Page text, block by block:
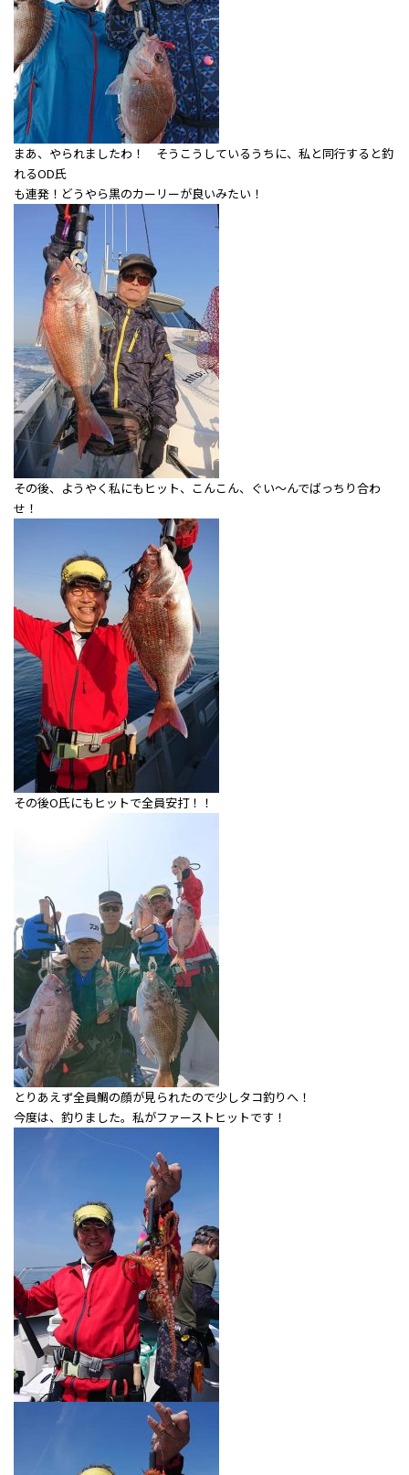
まあ、やられましたわ！ そうこうしているうちに、私と同行すると釣
れるOD氏
も連発！どうやら黒のカーリーが良いみたい！
その後、ようやく私にもヒット、こんこん、ぐい～んでばっちり合わ
せ！
その後O氏にもヒットで全員安打！！
とりあえず全員鯛の顔が見られたので少しタコ釣りへ！
今度は、釣りました。私がファーストヒットです！